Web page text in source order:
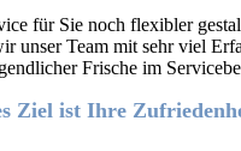
für Sie noch flexibler
unser Team mit sehr viel
Frische im
Ziel ist Ihre